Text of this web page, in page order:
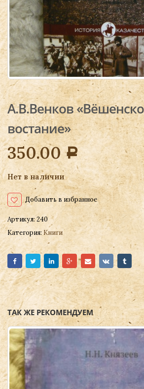
А.В.Венков
востание»
350.00Р
Нет в наличии
Добавить в избранное
Артикул:240
Категория: Книги
ТАК ЖЕ РЕКОМЕНДУЕМ